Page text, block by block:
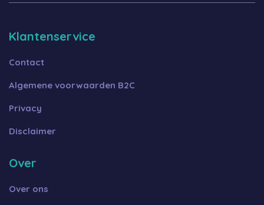
Klantenservice
Contact
Algemene voorwaarden B2C
Privacy
Disclaimer
Over
Over ons